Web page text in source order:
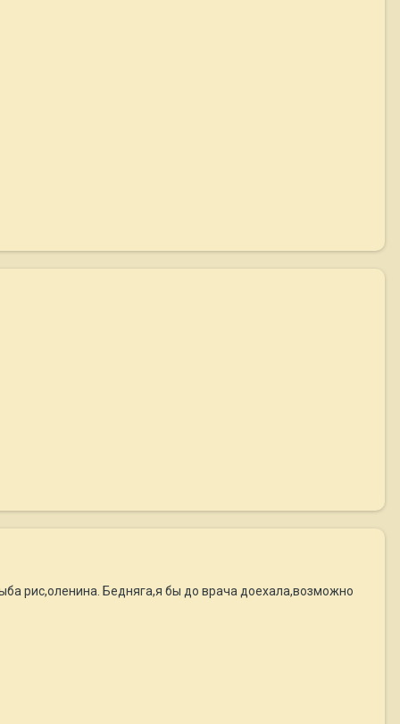
рис,оленина. Бедняга,я бы до врача доехала,возможно